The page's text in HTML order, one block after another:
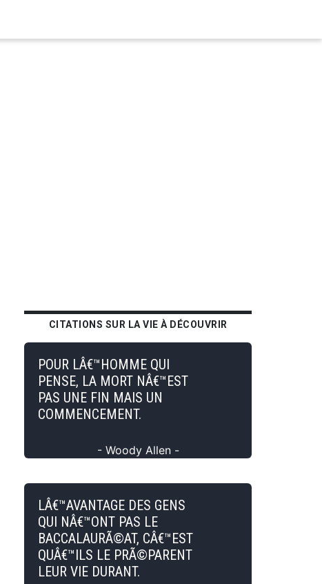
CITATIONS SUR LA VIE À DÉCOUVRIR
POUR LÂ€™HOMME QUI
PENSE, LA MORT NÂ€™EST
PAS UNE FIN MAIS UN
COMMENCEMENT.
- Woody Allen -
LÂ€™AVANTAGE DES GENS
QUI NÂ€™ONT PAS LE
BACCALAURÃ©AT, CÂ€™EST
QUÂ€™ILS LE PRÃ©PARENT
LEUR VIE DURANT.